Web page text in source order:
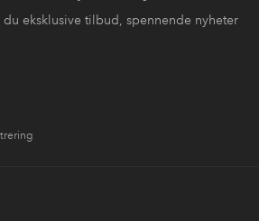
du eksklusive tilbud, spennende nyheter